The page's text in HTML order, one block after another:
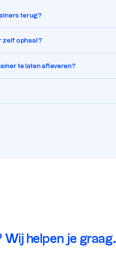
terug?
zelf ophaal?
te laten afleveren?
Wij helpen je graag.